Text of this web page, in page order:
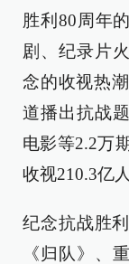
胜利80周年
剧、纪录片
念的收视热
道播出抗战
电影等2.2万
收视210.3亿人
纪念抗战胜
《归队》、